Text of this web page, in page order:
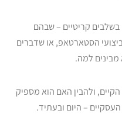
קריטיים – שבהם
הסטארטאפ, או שדברים
מבינים למה.
ולהבין האם הוא מספיק
– היום ובעתיד.